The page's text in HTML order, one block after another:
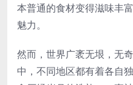
本普通的食材变得滋味丰
魅力。
然而，世界广袤无垠，无
中，不同地区都有着各自